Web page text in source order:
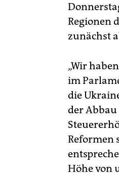
Regionen
zunächst
„Wir
im
die
der
Reformen
Höhe von